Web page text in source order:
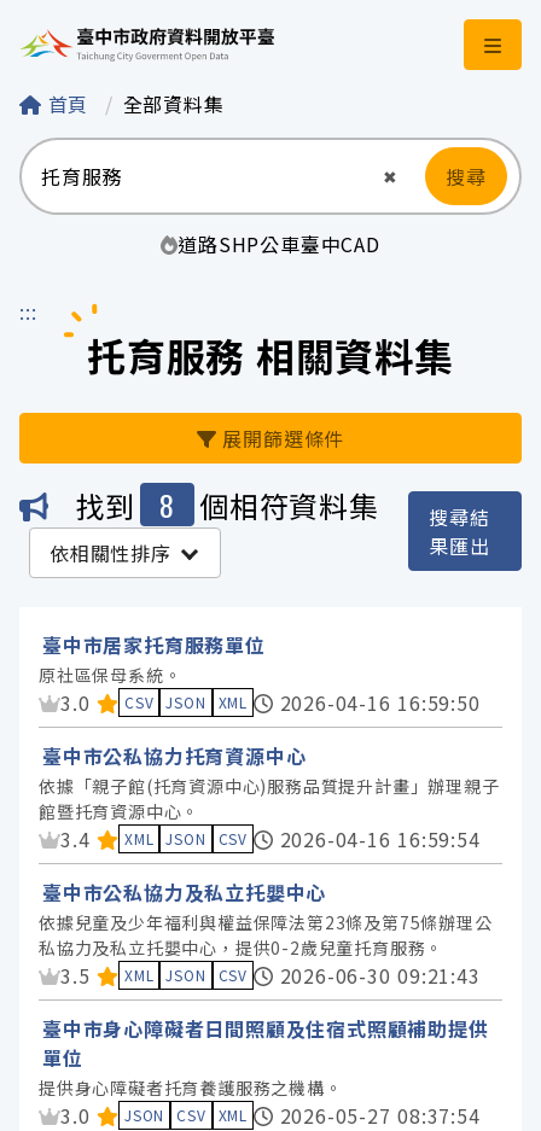
臺中市政府資料開
首頁 全部資料集
✖ 清空輸入
搜尋
道路SHP公車臺中CAD
:::
托育服務 相關資料集
展開篩選條件
機關
服務分類
格式
標籤
授權
找到 8 個相符資料集
依相關性排序
搜尋結
果匯出
臺中市居家托育服務單位
原社區保母系統。
資料集評分：
3.0 CSV JSON XML
2026-04-16 16:59:50
臺中市公私協力托育資源中心
依據「親子館(托育資源中心)服務品質提升計畫」辦理親子
館暨托育資源中心。
資料集評分：
3.4 XML JSON CSV
2026-04-16 16:59:54
臺中市公私協力及私立托嬰中心
依據兒童及少年福利與權益保障法第23條及第75條辦理公
私協力及私立托嬰中心，提供0-2歲兒童托育服務。
資料集評分：
3.5 XML JSON CSV
2026-06-30 09:21:43
臺中市身心障礙者日間照顧及住宿式照顧補助提供
單位
提供身心障礙者托育養護服務之機構。
資料集評分：
3.0 JSON CSV XML
2026-05-27 08:37:54